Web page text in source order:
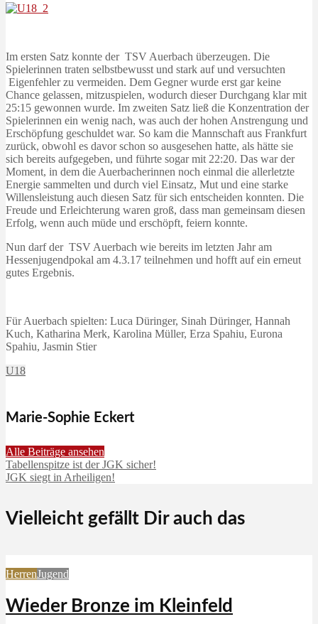
Im ersten Satz konnte der TSV Auerbach überzeugen. Die
Spielerinnen traten selbstbewusst und stark auf und versuchten
Eigenfehler zu vermeiden. Dem Gegner wurde erst gar keine
Chance gelassen, mitzuspielen, wodurch dieser Durchgang klar mit
25:15 gewonnen wurde. Im zweiten Satz ließ die Konzentration der
Spielerinnen ein wenig nach, was auch der hohen Anstrengung und
Erschöpfung geschuldet war. So kam die Mannschaft aus Frankfurt
zurück, obwohl es davor schon so ausgesehen hatte, als hätte sie
sich bereits aufgegeben, und führte sogar mit 22:20. Das war der
Moment, in dem die Auerbacherinnen noch einmal die allerletzte
Energie sammelten und durch viel Einsatz, Mut und eine starke
Willensleistung auch diesen Satz für sich entscheiden konnten. Die
Freude und Erleichterung waren groß, dass man gemeinsam diesen
Erfolg, wenn auch müde und erschöpft, feiern konnte.
Nun darf der TSV Auerbach wie bereits im letzten Jahr am
Hessenjugendpokal am 4.3.17 teilnehmen und hofft auf ein erneut
gutes Ergebnis.
Für Auerbach spielten: Luca Düringer, Sinah Düringer, Hannah
Kuch, Katharina Merk, Karolina Müller, Erza Spahiu, Eurona
Spahiu, Jasmin Stier
U18
Marie-Sophie Eckert
Alle Beiträge ansehen
Tabellenspitze ist der JGK sicher!
JGK siegt in Arheiligen!
Vielleicht gefällt Dir auch das
HerrenJugend
Wieder Bronze im Kleinfeld